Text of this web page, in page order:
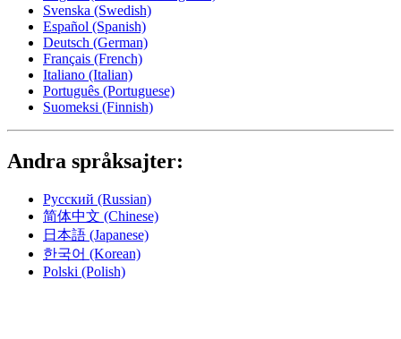
Svenska (Swedish)
Español (Spanish)
Deutsch (German)
Français (French)
Italiano (Italian)
Português (Portuguese)
Suomeksi (Finnish)
Andra språksajter:
Русский (Russian)
简体中文 (Chinese)
日本語 (Japanese)
한국어 (Korean)
Polski (Polish)